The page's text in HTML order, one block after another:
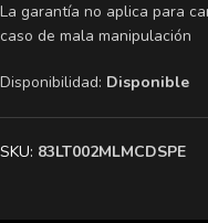
La garantía no aplica para
caso de mala manipulación
Disponibilidad: Disponible
SKU: 83LT002MLMCDSPE